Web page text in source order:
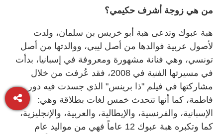
من هي زوجة أشرف حكيمي؟
هبة عبوك وتدعى هبة أبو خريس بن سلمان، ولدت
لأصول عربية فوالدها من أصل ليبي، ووالدتها من أصل
تونسي، وهي فنانة مشهورة ومعروفة في إسبانيا، بدأت
في مسيرتها الفنية في 2008، فقد عُرفت من خلال
مشاركتها في فيلم "ذا برينس" الذي جسدت فيه دور
فاطمة، كما أنها تتحدث خمس لغات بطلاقة وهي:
الإسبانية، والفرنسية، والإيطالية، والعربية، والإنجليزية،
كما وتكبره هبة عبوك 12 عاماً فهي من مواليد عام